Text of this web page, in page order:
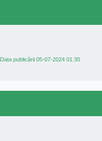
Data publicării 05-07-2024 01:30